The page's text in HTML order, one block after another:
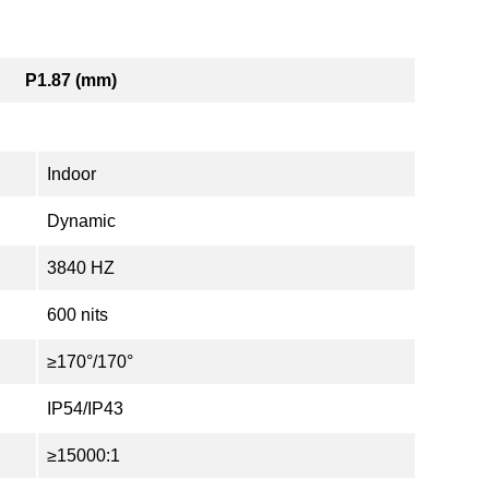
P1.87 (mm)
Indoor
Dynamic
3840 HZ
600 nits
≥170°/170°
IP54/IP43
≥15000:1